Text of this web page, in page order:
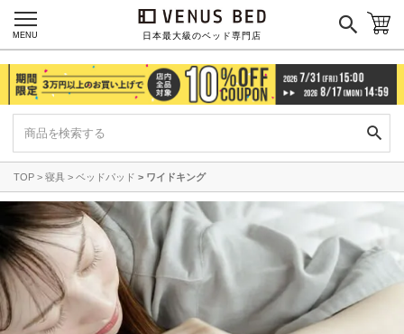
日本最大級のベッド専門店
MENU
TOP 寝具 ベッドパッド ワイドキング